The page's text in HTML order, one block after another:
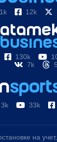
12k
130k
7k
3k 33k
на